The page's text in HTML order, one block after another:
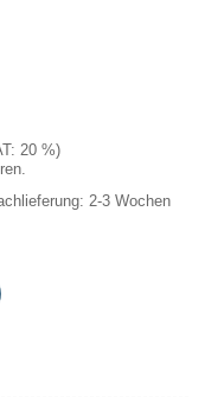
20 %)
2-3 Wochen